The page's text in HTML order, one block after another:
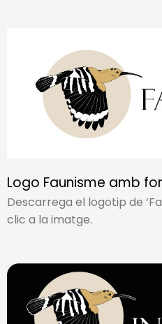
Logo Faunisme amb
Descarrega el logotip de
clic a la imatge.